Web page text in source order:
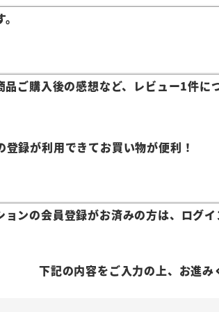
ご購入後の感想など、レビュー1件に
録が利用できてお買い物が便利！
ンの会員登録がお済みの方は、ログイ
下記の内容をご入力の上、お進み